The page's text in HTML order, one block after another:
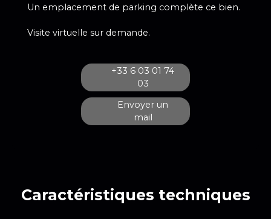
Un emplacement de parking complète ce bien.
Visite virtuelle sur demande.
+33 6 03 01 74
03
Envoyer un
mail
Caractéristiques techniques